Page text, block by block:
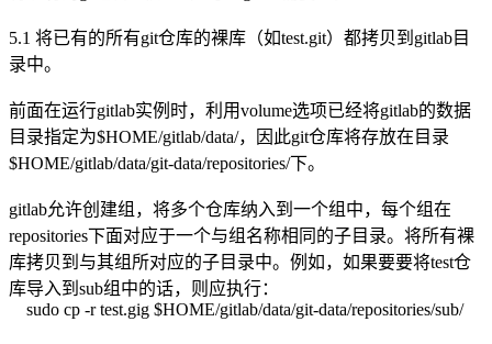
5.1 将已有的所有git仓库的裸库（如test.git）都拷贝到gitlab目
录中。
前面在运行gitlab实例时，利用volume选项已经将gitlab的数据
目录指定为$HOME/gitlab/data/，因此git仓库将存放在目录
$HOME/gitlab/data/git-data/repositories/下。
gitlab允许创建组，将多个仓库纳入到一个组中，每个组在
repositories下面对应于一个与组名称相同的子目录。将所有裸
库拷贝到与其组所对应的子目录中。例如，如果要要将test仓
库导入到sub组中的话，则应执行：
sudo cp -r test.gig $HOME/gitlab/data/git-data/repositories/sub/